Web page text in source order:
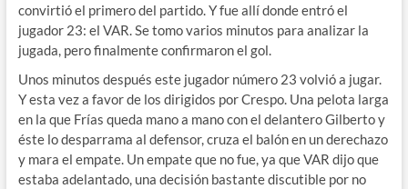
convirtió el primero del partido. Y fue allí donde entró el
jugador 23: el VAR. Se tomo varios minutos para analizar la
jugada, pero finalmente confirmaron el gol.
Unos minutos después este jugador número 23 volvió a jugar.
Y esta vez a favor de los dirigidos por Crespo. Una pelota larga
en la que Frías queda mano a mano con el delantero Gilberto y
éste lo desparrama al defensor, cruza el balón en un derechazo
y mara el empate. Un empate que no fue, ya que VAR dijo que
estaba adelantado, una decisión bastante discutible por no